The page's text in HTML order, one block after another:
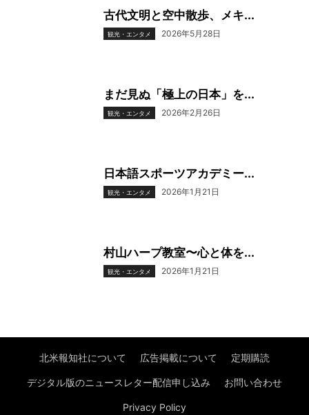
古代文明と空中散歩、メキ...
観光・エンタメ 2026年5月28日
まだ見ぬ「極上の日本」を...
観光・エンタメ 2026年2月26日
日本語スポーツアカデミー...
観光・エンタメ 2026年1月21日
村山ハープ教室〜心と体を...
観光・エンタメ 2026年1月21日
北米報知社について 広告掲載について 定期購読
デジタル版のニュースレター配信申し込み お問い合わせ
Privacy Policy